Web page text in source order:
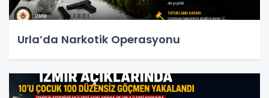
Urla’da Narkotik Operasyonu